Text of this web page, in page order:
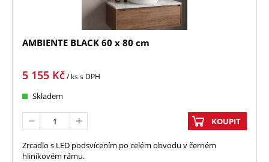
AMBIENTE BLACK 60 x 80 cm
5 155 Kč/ kss DPH
Skladem
KOUPIT
Zrcadlo s LED podsvícením po celém obvodu v černém
hliníkovém rámu.